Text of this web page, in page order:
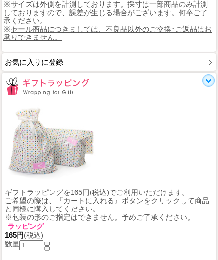
※サイズは外側を計測しております。採寸は一部商品のみ計測
しておりますので、誤差が生じる場合がございます。何卒ご了
承ください。
※セール商品につきましては、不良品以外のご交換･ご返品はお
承りできません。
お気に入りに登録
ギフトラッピングを165円(税込)でご利用いただけます。
ご希望の際は、『カートに入れる』ボタンをクリックして商品
と同様に購入してください。
※包装の形のご指定はできません。予めご了承ください。
ラッピング
165円(税込)
数量